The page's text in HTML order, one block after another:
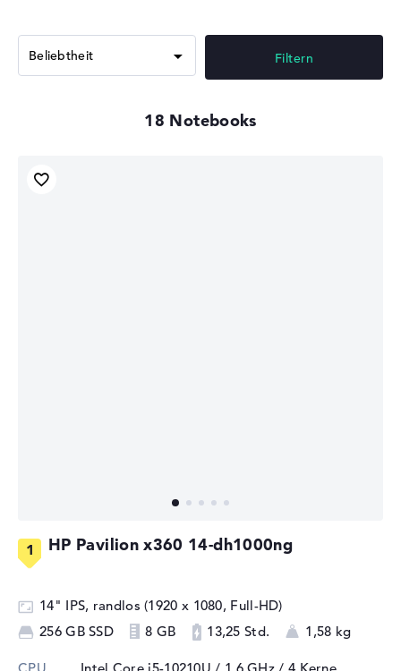
18
Filtern
HP Pavilion x360 14-dh1000ng
14" IPS, randlos (1920 x 1080, Full-HD)
256 GB SSD
8 GB 13,25 Std. 1,58 kg